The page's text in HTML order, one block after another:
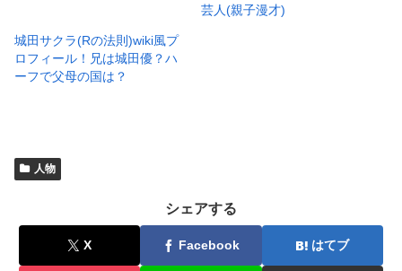
芸人(親子漫才)
城田サクラ(Rの法則)wiki風プ
ロフィール！兄は城田優？ハ
ーフで父母の国は？
人物
シェアする
X Facebook はてブ